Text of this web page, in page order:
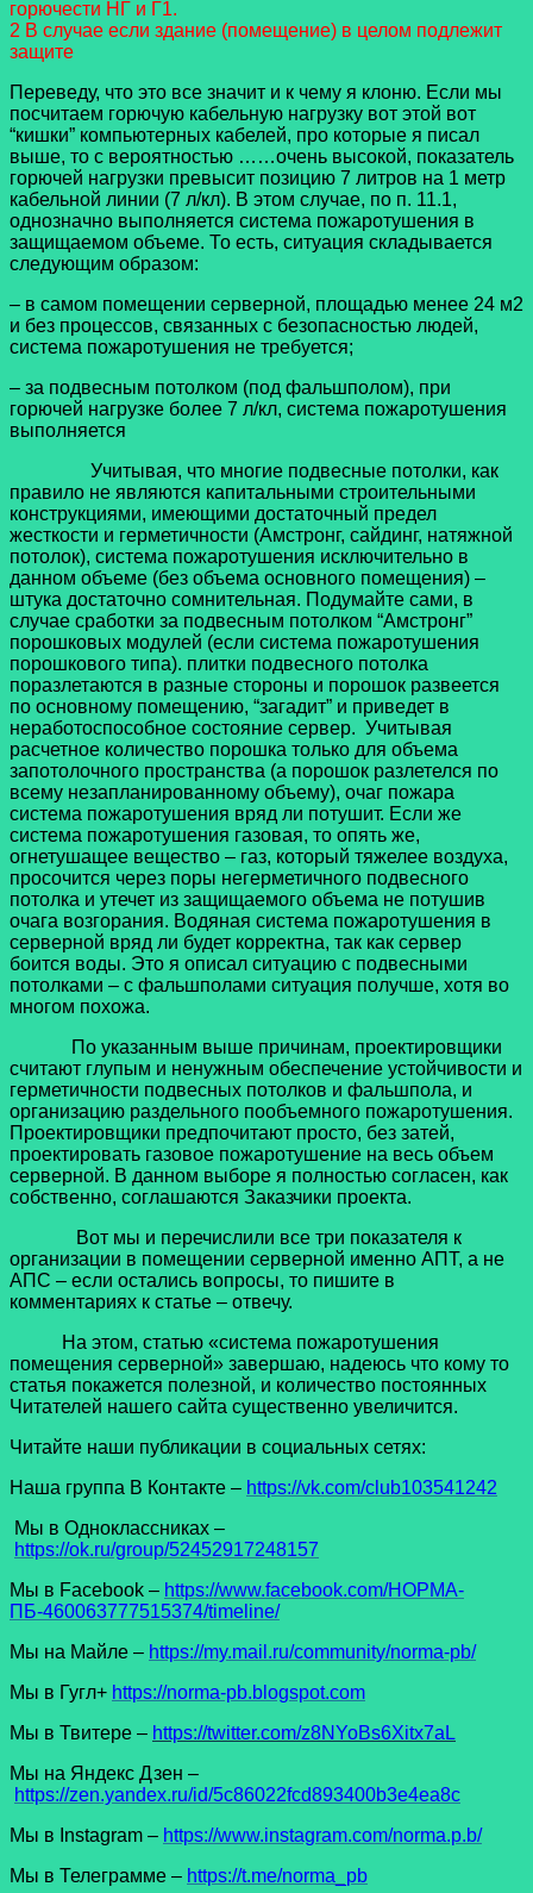
горючести НГ и Г1.
2 В случае если здание (помещение) в целом подлежит
защите
Переведу, что это все значит и к чему я клоню. Если мы
посчитаем горючую кабельную нагрузку вот этой вот
“кишки” компьютерных кабелей, про которые я писал
выше, то с вероятностью ……очень высокой, показатель
горючей нагрузки превысит позицию 7 литров на 1 метр
кабельной линии (7 л/кл). В этом случае, по п. 11.1,
однозначно выполняется система пожаротушения в
защищаемом объеме. То есть, ситуация складывается
следующим образом:
– в самом помещении серверной, площадью менее 24 м2
и без процессов, связанных с безопасностью людей,
система пожаротушения не требуется;
– за подвесным потолком (под фальшполом), при
горючей нагрузке более 7 л/кл, система пожаротушения
выполняется
Учитывая, что многие подвесные потолки, как
правило не являются капитальными строительными
конструкциями, имеющими достаточный предел
жесткости и герметичности (Амстронг, сайдинг, натяжной
потолок), система пожаротушения исключительно в
данном объеме (без объема основного помещения) –
штука достаточно сомнительная. Подумайте сами, в
случае сработки за подвесным потолком “Амстронг”
порошковых модулей (если система пожаротушения
порошкового типа). плитки подвесного потолка
поразлетаются в разные стороны и порошок развеется
по основному помещению, “загадит” и приведет в
неработоспособное состояние сервер. Учитывая
расчетное количество порошка только для объема
запотолочного пространства (а порошок разлетелся по
всему незапланированному объему), очаг пожара
система пожаротушения вряд ли потушит. Если же
система пожаротушения газовая, то опять же,
огнетушащее вещество – газ, который тяжелее воздуха,
просочится через поры негерметичного подвесного
потолка и утечет из защищаемого объема не потушив
очага возгорания. Водяная система пожаротушения в
серверной вряд ли будет корректна, так как сервер
боится воды. Это я описал ситуацию с подвесными
потолками – с фальшполами ситуация получше, хотя во
многом похожа.
По указанным выше причинам, проектировщики
считают глупым и ненужным обеспечение устойчивости и
герметичности подвесных потолков и фальшпола, и
организацию раздельного пообъемного пожаротушения.
Проектировщики предпочитают просто, без затей,
проектировать газовое пожаротушение на весь объем
серверной. В данном выборе я полностью согласен, как
собственно, соглашаются Заказчики проекта.
Вот мы и перечислили все три показателя к
организации в помещении серверной именно АПТ, а не
АПС – если остались вопросы, то пишите в
комментариях к статье – отвечу.
На этом, статью «система пожаротушения
помещения серверной» завершаю, надеюсь что кому то
статья покажется полезной, и количество постоянных
Читателей нашего сайта существенно увеличится.
Читайте наши публикации в социальных сетях:
Наша группа В Контакте – https://vk.com/club103541242
Мы в Одноклассниках –
https://ok.ru/group/52452917248157
Мы в Facеbook – https://www.facebook.com/НОРМА-
ПБ-460063777515374/timeline/
Мы на Майле – https://my.mail.ru/community/norma-pb/
Мы в Гугл+ https://norma-pb.blogspot.com
Мы в Твитере – https://twitter.com/z8NYoBs6Xitx7aL
Мы на Яндекс Дзен –
https://zen.yandex.ru/id/5c86022fcd893400b3e4ea8c
Мы в Instagram – https://www.instagram.com/norma.p.b/
Мы в Телеграмме – https://t.me/norma_pb